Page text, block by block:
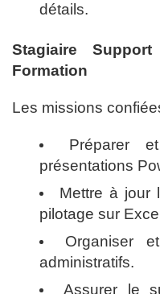
détails.
Stagiaire
Formation
Les missions
Préparer
présentations
Mettre à jour
pilotage sur
Organiser
administratifs.
Assurer le